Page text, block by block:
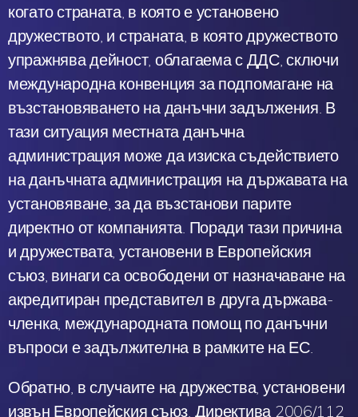
когато страната, в която е установено
дружеството, и страната, в която дружеството
упражнява дейност, облагаема с ДДС, сключи
международна конвенция за подпомагане на
възстановяването на данъчни задължения. В
тази ситуация местната данъчна
администрация може да изиска съдействието
на данъчната администрация на държавата на
установяване, за да възстанови парите
директно от компанията. Поради тази причина
и дружествата, установени в Европейския
съюз, винаги са освободени от назначаване на
акредитиран представител в друга държава-
членка, международната помощ по данъчни
въпроси е задължителна в рамките на ЕС.
Обратно, в случаите на дружества, установени
извън Европейския съюз, Директива 2006/112